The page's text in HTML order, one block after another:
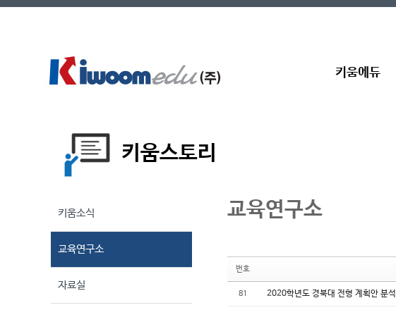
키움에듀
뉴스 키움스토리
키움소식
교육연구소
자료실
교육연구소
번호
81 2020학년도 경북대 전형 계획안 분석
스케치북5
Sketchbook5,
스케치북5